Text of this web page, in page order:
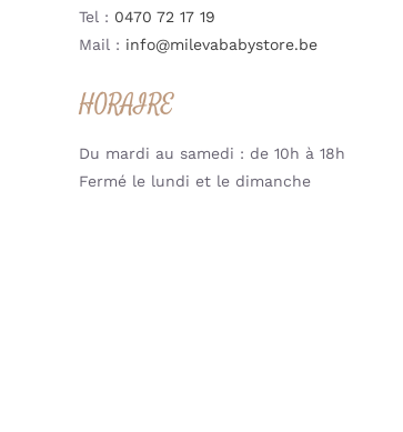
Tel : 0470 72 17 19
Mail : info@milevababystore.be
HORAIRE
Du mardi au samedi : de 10h à 18h
Fermé le lundi et le dimanche